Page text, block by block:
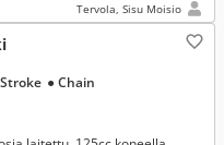
Tervola, Sisu Moisio
● Chain